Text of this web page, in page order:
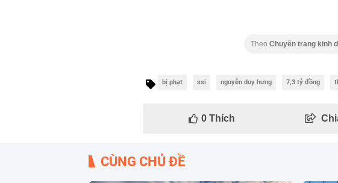
Theo Chuyên trang kinh
bị phạt ssi nguyễn duy hưng 7,3 tỷ đồng
0Thích
CÙNG CHỦ ĐỀ